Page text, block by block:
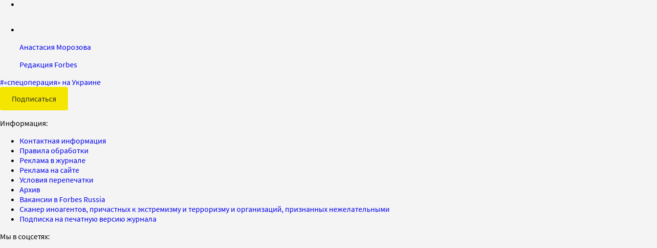
Анастасия Морозова
Редакция Forbes
#«спецоперация» на Украине
Подписаться
Информация:
Контактная информация
Правила обработки
Реклама в журнале
Реклама на сайте
Условия перепечатки
Архив
Вакансии в Forbes Russia
Сканер иноагентов, причастных к экстремизму и терроризму и организаций, признанных нежелательными
Подписка на печатную версию журнала
Мы в соцсетях: